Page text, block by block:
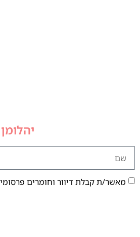
מאשר/ת קבלת דיוור וחומרים